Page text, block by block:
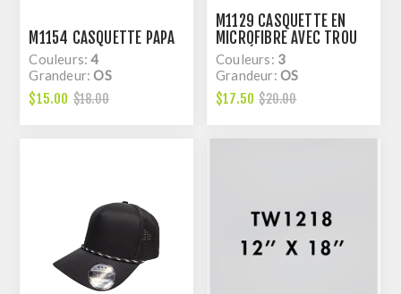
M1154 CASQUETTE PAPA
Couleurs:4
Grandeur:OS
$15.00 $18.00
M1129 CASQUETTE EN
MICROFIBRE AVEC TROU
COUPÉ AU LASER
Couleurs: 3
Grandeur:OS
$17.50 $20.00